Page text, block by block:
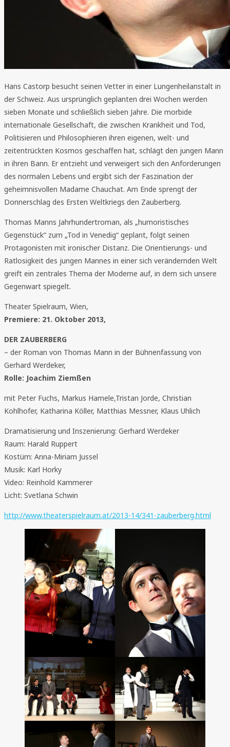
Hans Castorp besucht seinen Vetter in einer Lungenheilanstalt in
der Schweiz. Aus ursprünglich geplanten drei Wochen werden
sieben Monate und schließlich sieben Jahre. Die morbide
internationale Gesellschaft, die zwischen Krankheit und Tod,
Politisieren und Philosophieren ihren eigenen, welt- und
zeitentrückten Kosmos geschaffen hat, schlägt den jungen Mann
in ihren Bann. Er entzieht und verweigert sich den Anforderungen
des normalen Lebens und ergibt sich der Faszination der
geheimnisvollen Madame Chauchat. Am Ende sprengt der
Donnerschlag des Ersten Weltkriegs den Zauberberg.
Thomas Manns Jahrhundertroman, als „humoristisches
Gegenstück“ zum „Tod in Venedig“ geplant, folgt seinen
Protagonisten mit ironischer Distanz. Die Orientierungs- und
Ratlosigkeit des jungen Mannes in einer sich verändernden Welt
greift ein zentrales Thema der Moderne auf, in dem sich unsere
Gegenwart spiegelt.
Theater Spielraum, Wien,
Premiere: 21. Oktober 2013,
DER ZAUBERBERG
– der Roman von Thomas Mann in der Bühnenfassung von
Gerhard Werdeker,
Rolle: Joachim Ziemßen
mit Peter Fuchs, Markus Hamele,Tristan Jorde, Christian
Kohlhofer, Katharina Köller, Matthias Messner, Klaus Uhlich
Dramatisierung und Inszenierung: Gerhard Werdeker
Raum: Harald Ruppert
Kostüm: Anna-Miriam Jussel
Musik: Karl Horky
Video: Reinhold Kammerer
Licht: Svetlana Schwin
http://www.theaterspielraum.at/2013-14/341-zauberberg.html